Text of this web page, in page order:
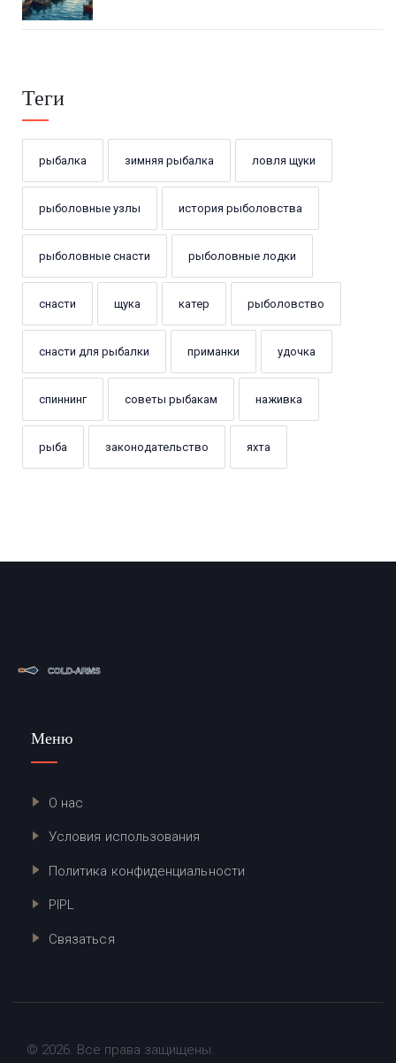
Теги
рыбалка зимняя рыбалка ловля щуки
рыболовные узлы история рыболовства
рыболовные снасти рыболовные лодки
снасти щука катер рыболовство
снасти для рыбалки приманки удочка
спиннинг советы рыбакам наживка
рыба законодательство яхта
Меню
О нас
Условия использования
Политика конфиденциальности
PIPL
Связаться
© 2026. Все права защищены.